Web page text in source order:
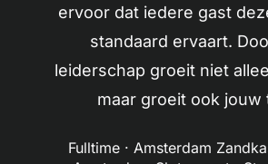
ervoor dat iedere gast
standaard ervaart.
leiderschap groeit niet
maar groeit ook jouw
Fulltime · Amsterdam